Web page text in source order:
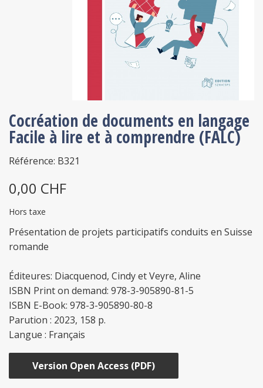
Cocréation de documents en langage
Facile à lire et à comprendre (FALC)
Référence: B321
0,00 CHF
Hors taxe
Présentation de projets participatifs conduits en Suisse
romande
Éditeures: Diacquenod, Cindy et Veyre, Aline
ISBN Print on demand: 978-3-905890-81-5
ISBN E-Book: 978-3-905890-80-8
Parution : 2023, 158 p.
Langue : Français
Version Open Access (PDF)